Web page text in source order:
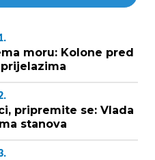
moru: Kolone pred
pripremite se: Vlada
stanova